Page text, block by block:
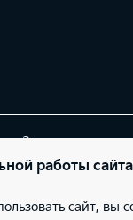
Заказать
лица ООО
работы
сайт, вы